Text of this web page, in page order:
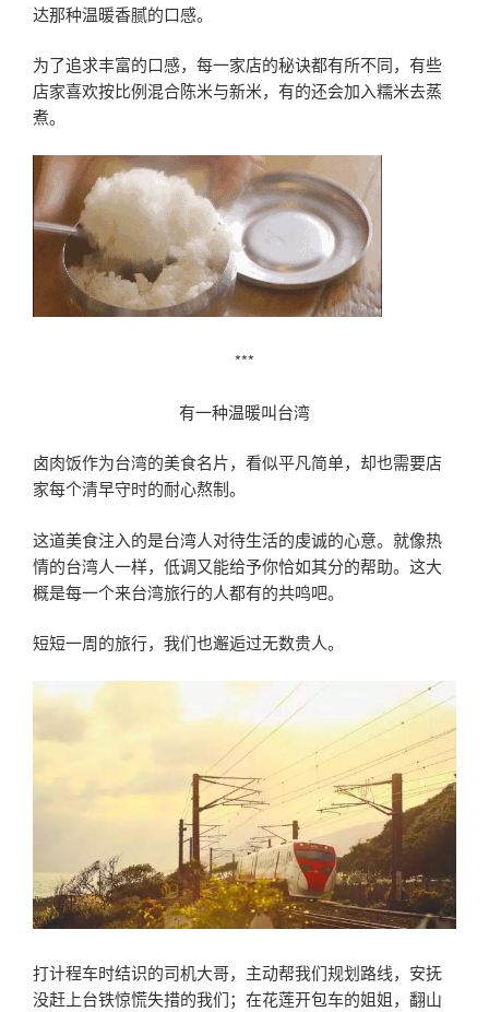
达那种温暖香腻的口感。
为了追求丰富的口感，每一家店的秘诀都有所不同，有些
店家喜欢按比例混合陈米与新米，有的还会加入糯米去蒸
煮。
***
有一种温暖叫台湾
卤肉饭作为台湾的美食名片，看似平凡简单，却也需要店
家每个清早守时的耐心熬制。
这道美食注入的是台湾人对待生活的虔诚的心意。就像热
情的台湾人一样，低调又能给予你恰如其分的帮助。这大
概是每一个来台湾旅行的人都有的共鸣吧。
短短一周的旅行，我们也邂逅过无数贵人。
打计程车时结识的司机大哥，主动帮我们规划路线，安抚
没赶上台铁惊慌失措的我们；在花莲开包车的姐姐，翻山